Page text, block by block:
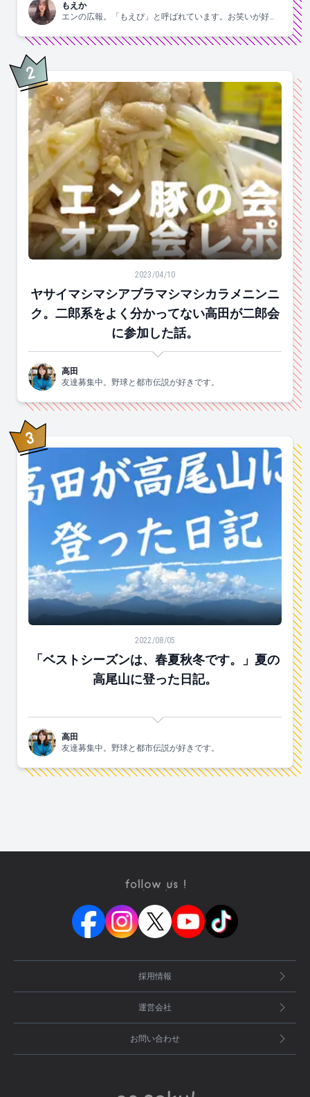
もえか
エンの広報。「もえぴ」と呼ばれています。お笑いが好
2位
ヤサイマシマシアブラマシマシカラメニンニク。二郎
2023/04/10
ヤサイマシマシアブラマシマシカラメニンニ
ク。二郎系をよく分かってない高田が二郎会
に参加した話。
高田
友達募集中。野球と都市伝説が好きです。
3位
「ベストシーズンは、春夏秋冬です。」夏の高尾山に登
2022/08/05
「ベストシーズンは、春夏秋冬です。」夏の
高尾山に登った日記。
高田
友達募集中。野球と都市伝説が好きです。
採用情報
運営会社
お問い合わせ